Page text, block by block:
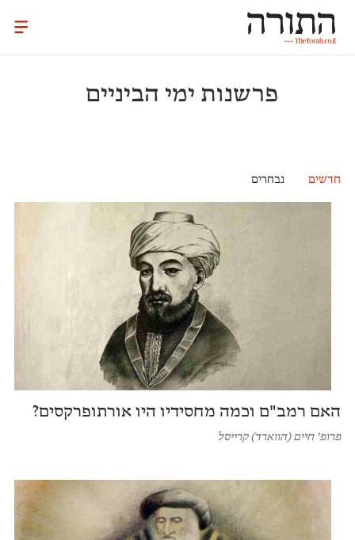
פרשנות ימי הביניים
חדשים נבחרים
האם רמב"ם וכמה מחסידיו היו אורתופרקסים?
פרופ' חיים (הווארד) קרייסל